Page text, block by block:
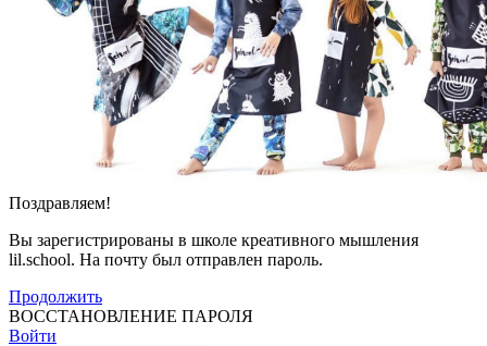
Поздравляем!
Вы зарегистрированы в школе креативного мышления
lil.school. На почту был отправлен пароль.
Продолжить
ВОССТАНОВЛЕНИЕ ПАРОЛЯ
Войти